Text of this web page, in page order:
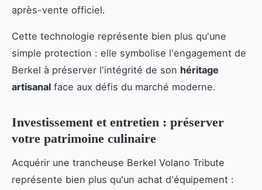
après-vente officiel.
Cette technologie représente bien plus qu'une
simple protection : elle symbolise l'engagement de
Berkel à préserver l'intégrité de son héritage
artisanal face aux défis du marché moderne.
Investissement et entretien : préserver
votre patrimoine culinaire
Acquérir une trancheuse Berkel Volano Tribute
représente bien plus qu'un achat d'équipement :